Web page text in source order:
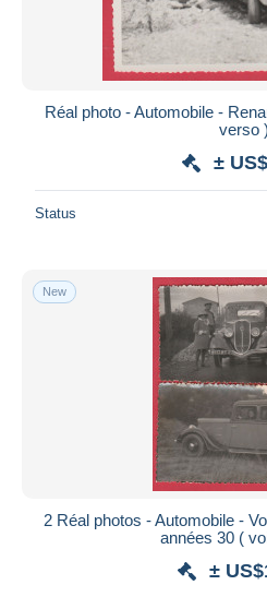
Réal photo - Automobile -
verso )
±
Status
New
2 Réal photos - Automobile -
années 30 (
±